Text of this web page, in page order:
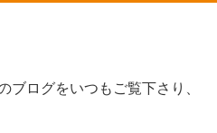
ブログをいつもご覧下さり、